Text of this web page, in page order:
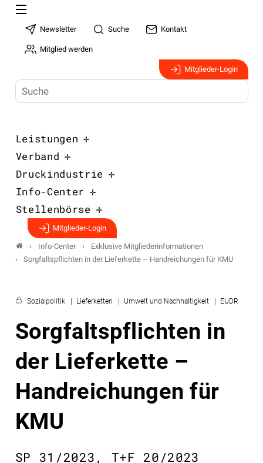
Newsletter Suche Kontakt
Mitglied werden
Mitglieder-Login
Leistungen
Verband
Druckindustrie
Info-Center
Stellenbörse
Mitglieder-Login
Info-Center
Exklusive Mitgliederinformationen
Sorgfaltspflichten in der Lieferkette – Handreichungen für KMU
Sozialpolitik Lieferketten Umwelt und Nachhaltigkeit EUDR
Sorgfaltspflichten in
der Lieferkette –
Handreichungen für
KMU
SP 31/2023, T+F 20/2023